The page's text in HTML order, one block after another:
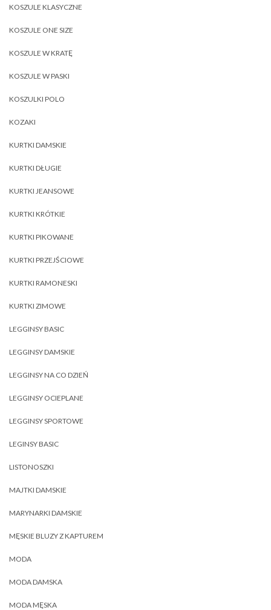
KOSZULE KLASYCZNE
KOSZULE ONE SIZE
KOSZULE W KRATĘ
KOSZULE W PASKI
KOSZULKI POLO
KOZAKI
KURTKI DAMSKIE
KURTKI DŁUGIE
KURTKI JEANSOWE
KURTKI KRÓTKIE
KURTKI PIKOWANE
KURTKI PRZEJŚCIOWE
KURTKI RAMONESKI
KURTKI ZIMOWE
LEGGINSY BASIC
LEGGINSY DAMSKIE
LEGGINSY NA CO DZIEŃ
LEGGINSY OCIEPLANE
LEGGINSY SPORTOWE
LEGINSY BASIC
LISTONOSZKI
MAJTKI DAMSKIE
MARYNARKI DAMSKIE
MĘSKIE BLUZY Z KAPTUREM
MODA
MODA DAMSKA
MODA MĘSKA